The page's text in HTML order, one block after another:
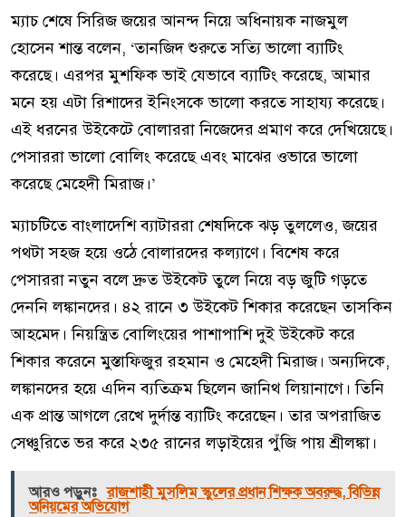
ম্যাচ শেষে সিরিজ জয়ের আনন্দ নিয়ে অধিনায়ক নাজমুল
হোসেন শান্ত বলেন, ‘তানজিদ শুরুতে সত্যি ভালো ব্যাটিং
করেছে। এরপর মুশফিক ভাই যেভাবে ব্যাটিং করেছে, আমার
মনে হয় এটা রিশাদের ইনিংসকে ভালো করতে সাহায্য করেছে।
এই ধরনের উইকেটে বোলাররা নিজেদের প্রমাণ করে দেখিয়েছে।
পেসাররা ভালো বোলিং করেছে এবং মাঝের ওভারে ভালো
করেছে মেহেদী মিরাজ।’
ম্যাচটিতে বাংলাদেশি ব্যাটাররা শেষদিকে ঝড় তুললেও, জয়ের
পথটা সহজ হয়ে ওঠে বোলারদের কল্যাণে। বিশেষ করে
পেসাররা নতুন বলে দ্রুত উইকেট তুলে নিয়ে বড় জুটি গড়তে
দেননি লঙ্কানদের। ৪২ রানে ৩ উইকেট শিকার করেছেন তাসকিন
আহমেদ। নিয়ন্ত্রিত বোলিংয়ের পাশাপাশি দুই উইকেট করে
শিকার করেনে মুস্তাফিজুর রহমান ও মেহেদী মিরাজ। অন্যদিকে,
লঙ্কানদের হয়ে এদিন ব্যতিক্রম ছিলেন জানিথ লিয়ানাগে। তিনি
এক প্রান্ত আগলে রেখে দুর্দান্ত ব্যাটিং করেছেন। তার অপরাজিত
সেঞ্চুরিতে ভর করে ২৩৫ রানের লড়াইয়ের পুঁজি পায় শ্রীলঙ্কা।
আরও পড়ুনঃ রাজশাহী মুসলিম স্কুলের প্রধান শিক্ষক অবরুদ্ধ, বিভিন্ন
অনিয়মের অভিযোগ